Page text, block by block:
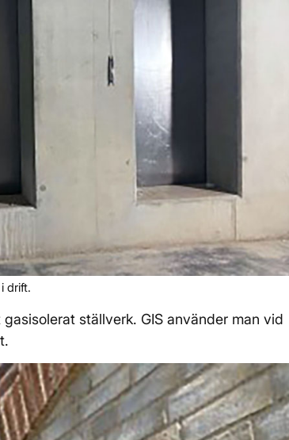
drift.
ställverk. GIS använder man vid